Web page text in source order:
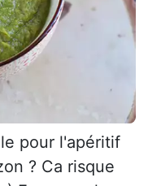
pour l'apéritif
? Ca risque